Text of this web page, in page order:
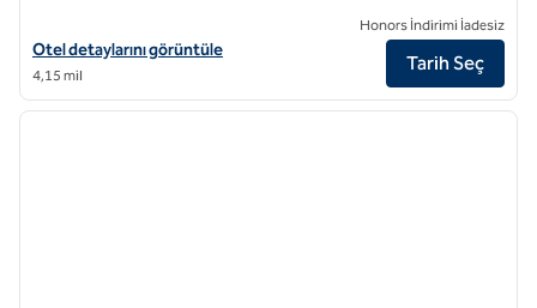
Wylie Hotel Atlanta, Tapestry Collection by Hilton için otel
Otel detaylarını görüntüle
4,15 mil
Honors İndirimi İadesiz
Tarih Seç
1/12
1 / 12